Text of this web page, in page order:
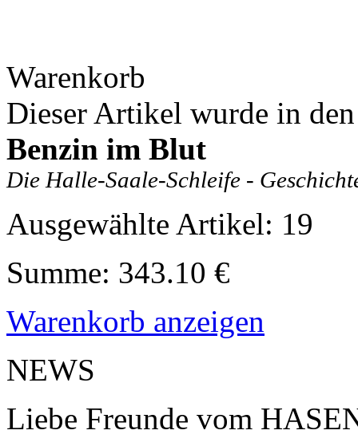
Warenkorb
Dieser Artikel wurde in
Benzin im Blut
Die Halle-Saale-Schleife -
Ausgewählte Artikel: 19
Summe: 343.10 €
Warenkorb anzeigen
NEWS
Liebe Freunde vom